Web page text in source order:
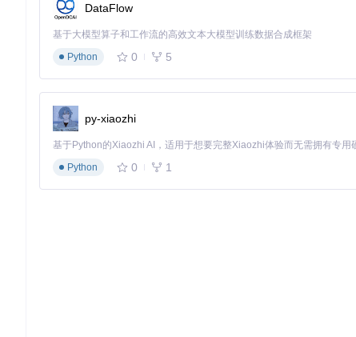
共建开放社区生态
项目采用Issue分类响应机制，将问题分为"功能缺陷""性能优
准，便于开发者验证改进效果。
通过技术创新与社区协作，PHP地址解析工具正在重新定义地
系统，这个轻量级工具都能提供可靠的结构化解决方案。
DataFlow
基于大模型算子和工作流的高效文本大模型训练数据合成框架
Python
0 5
py-xiaozhi
Python
0 1